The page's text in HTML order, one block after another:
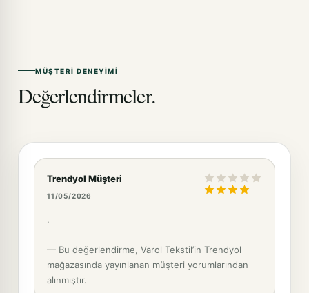
MÜŞTERI DENEYIMI
Değerlendirmeler.
Trendyol Müşteri
11/05/2026
.
— Bu değerlendirme, Varol Tekstil’in Trendyol
mağazasında yayınlanan müşteri yorumlarından
alınmıştır.